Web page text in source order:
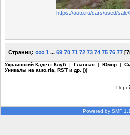
https://auto.ru/cars/used/
Страниц: ««« 1 ... 69 70 71 72 73 74 75 76 77 [
Украинский Кадетт Клуб | Главная | Юмор |
Уникалы на auto.ria, RST и др. )))
Powered by SMF